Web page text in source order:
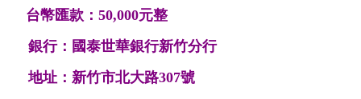
台幣匯款：50,000元整
銀行：國泰世華銀行新竹分行
地址：新竹市北大路307號